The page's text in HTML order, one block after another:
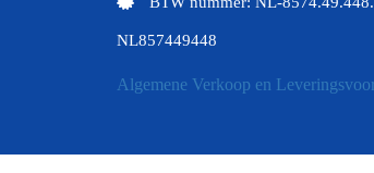
NL857449448
Algemene Verkoop en